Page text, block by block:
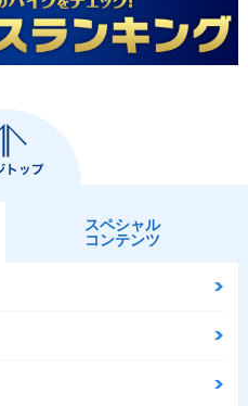
スペシャル
コンテンツ